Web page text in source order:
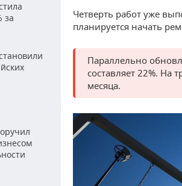
за
Четверть работ уже
планируется начать
Параллельно
составляет 22%. На
месяца.